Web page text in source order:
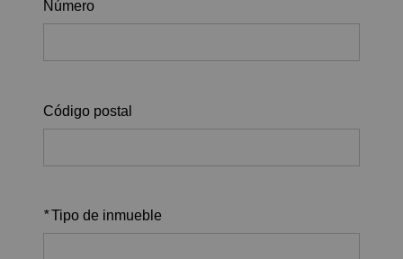
Número
Código postal
*Tipo de inmueble